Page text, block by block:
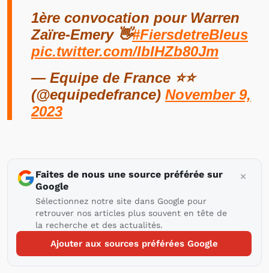
1ère convocation pour Warren
Zaïre-Emery 👋#FiersdetreBleus
pic.twitter.com/IbIHZb80Jm
— Equipe de France ⭐⭐
(@equipedefrance) November 9,
2023
Faites de nous une source préférée sur
Google
Sélectionnez notre site dans Google pour
retrouver nos articles plus souvent en tête de
la recherche et des actualités.
Ajouter aux sources préférées Google